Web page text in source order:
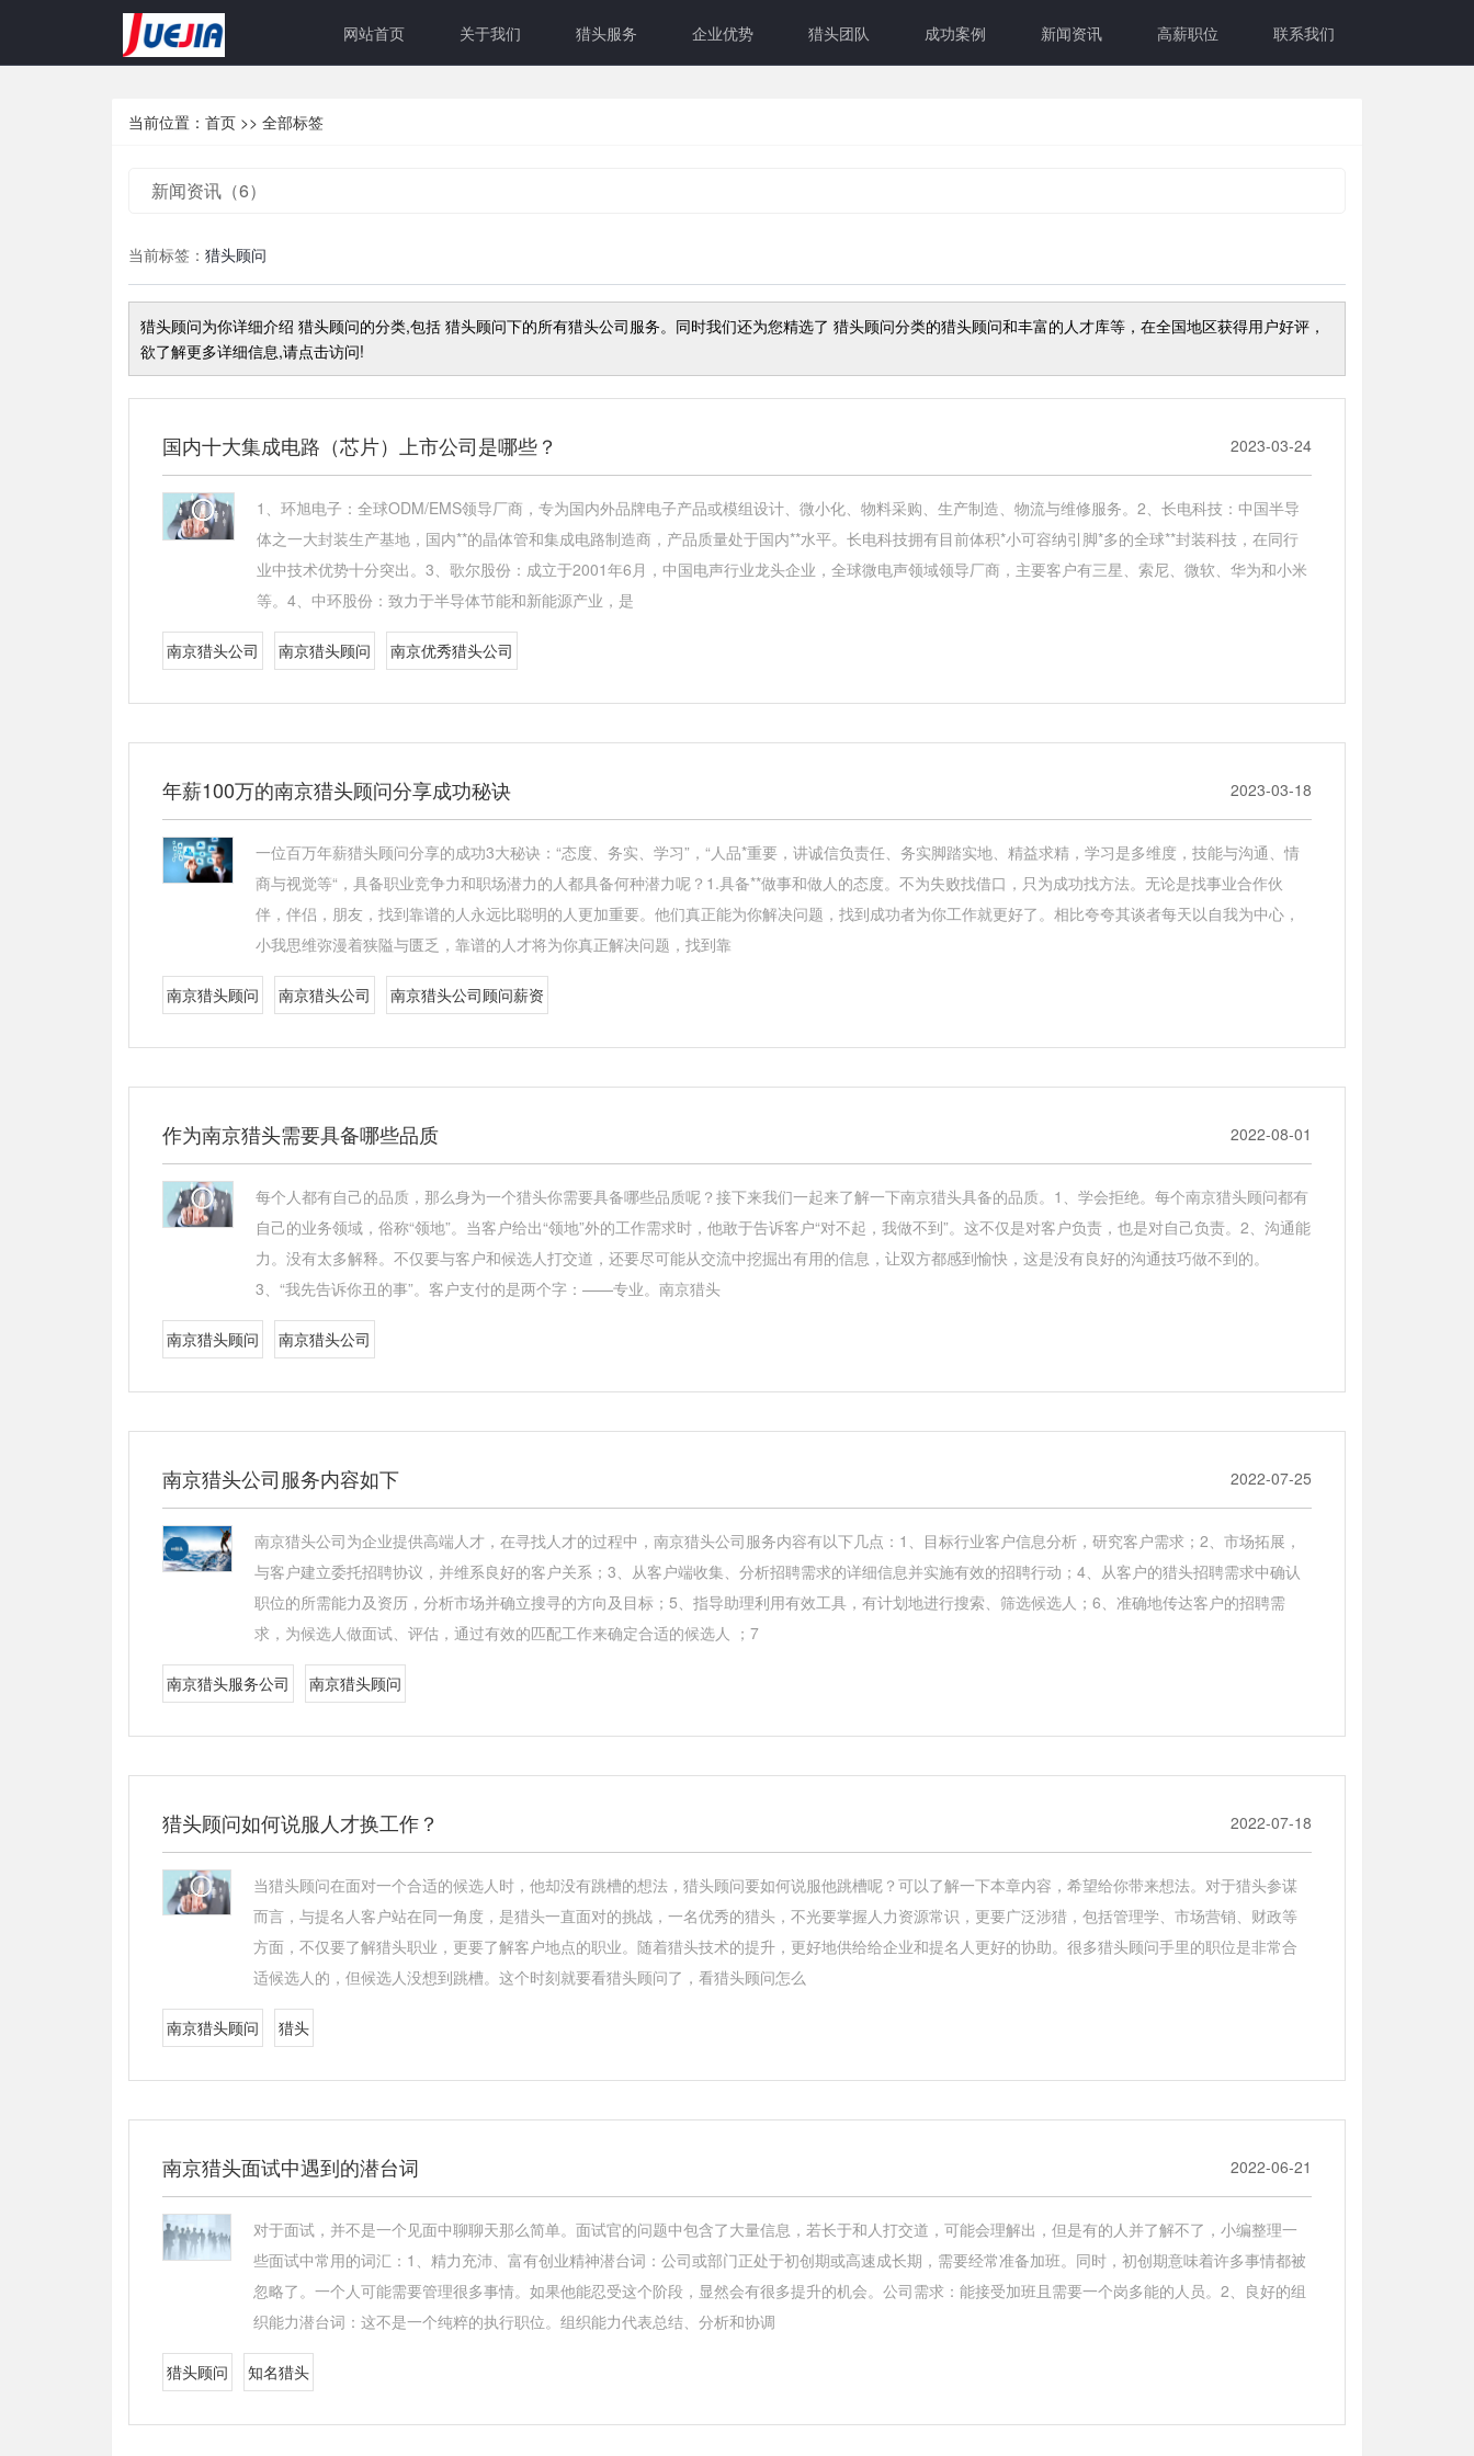
网站首页 关于我们 猎头服务 企业优势 猎头团队 成功案例 新闻资讯 高薪职位 联系我们
当前位置： 首页 >> 全部标签
新闻资讯（6）
当前标签： 猎头顾问
猎头顾问为你详细介绍 猎头顾问的分类,包括 猎头顾问下的所有猎头公司服务。同时我们还为您精选了 猎头顾问分类的猎头顾问和丰富的人才库等，在全国地区获得用户好评，
欲了解更多详细信息,请点击访问!
国内十大集成电路（芯片）上市公司是哪些？ 2023-03-24
1、环旭电子：全球ODM/EMS领导厂商，专为国内外品牌电子产品或模组设计、微小化、物料采购、生产制造、物流与维修服务。2、长电科技：中国半导
体之一大封装生产基地，国内**的晶体管和集成电路制造商，产品质量处于国内**水平。长电科技拥有目前体积*小可容纳引脚*多的全球**封装科技，在同行
业中技术优势十分突出。3、歌尔股份：成立于2001年6月，中国电声行业龙头企业，全球微电声领域领导厂商，主要客户有三星、索尼、微软、华为和小米
等。4、中环股份：致力于半导体节能和新能源产业，是
南京猎头公司 南京猎头顾问 南京优秀猎头公司
年薪100万的南京猎头顾问分享成功秘诀 2023-03-18
一位百万年薪猎头顾问分享的成功3大秘诀：“态度、务实、学习”，“人品*重要，讲诚信负责任、务实脚踏实地、精益求精，学习是多维度，技能与沟通、情
商与视觉等“，具备职业竞争力和职场潜力的人都具备何种潜力呢？1.具备**做事和做人的态度。不为失败找借口，只为成功找方法。无论是找事业合作伙
伴，伴侣，朋友，找到靠谱的人永远比聪明的人更加重要。他们真正能为你解决问题，找到成功者为你工作就更好了。相比夸夸其谈者每天以自我为中心，
小我思维弥漫着狭隘与匮乏，靠谱的人才将为你真正解决问题，找到靠
南京猎头顾问 南京猎头公司 南京猎头公司顾问薪资
作为南京猎头需要具备哪些品质 2022-08-01
每个人都有自己的品质，那么身为一个猎头你需要具备哪些品质呢？接下来我们一起来了解一下南京猎头具备的品质。1、学会拒绝。每个南京猎头顾问都有
自己的业务领域，俗称“领地”。当客户给出“领地”外的工作需求时，他敢于告诉客户“对不起，我做不到”。这不仅是对客户负责，也是对自己负责。2、沟通能
力。没有太多解释。不仅要与客户和候选人打交道，还要尽可能从交流中挖掘出有用的信息，让双方都感到愉快，这是没有良好的沟通技巧做不到的。
3、“我先告诉你丑的事”。客户支付的是两个字：——专业。南京猎头
南京猎头顾问 南京猎头公司
南京猎头公司服务内容如下 2022-07-25
南京猎头公司为企业提供高端人才，在寻找人才的过程中，南京猎头公司服务内容有以下几点：1、目标行业客户信息分析，研究客户需求；2、市场拓展，
与客户建立委托招聘协议，并维系良好的客户关系；3、从客户端收集、分析招聘需求的详细信息并实施有效的招聘行动；4、从客户的猎头招聘需求中确认
职位的所需能力及资历，分析市场并确立搜寻的方向及目标；5、指导助理利用有效工具，有计划地进行搜索、筛选候选人；6、准确地传达客户的招聘需
求，为候选人做面试、评估，通过有效的匹配工作来确定合适的候选人 ；7
南京猎头服务公司 南京猎头顾问
猎头顾问如何说服人才换工作？ 2022-07-18
当猎头顾问在面对一个合适的候选人时，他却没有跳槽的想法，猎头顾问要如何说服他跳槽呢？可以了解一下本章内容，希望给你带来想法。对于猎头参谋
而言，与提名人客户站在同一角度，是猎头一直面对的挑战，一名优秀的猎头，不光要掌握人力资源常识，更要广泛涉猎，包括管理学、市场营销、财政等
方面，不仅要了解猎头职业，更要了解客户地点的职业。随着猎头技术的提升，更好地供给给企业和提名人更好的协助。很多猎头顾问手里的职位是非常合
适候选人的，但候选人没想到跳槽。这个时刻就要看猎头顾问了，看猎头顾问怎么
南京猎头顾问 猎头
南京猎头面试中遇到的潜台词 2022-06-21
对于面试，并不是一个见面中聊聊天那么简单。面试官的问题中包含了大量信息，若长于和人打交道，可能会理解出，但是有的人并了解不了，小编整理一
些面试中常用的词汇：1、精力充沛、富有创业精神潜台词：公司或部门正处于初创期或高速成长期，需要经常准备加班。同时，初创期意味着许多事情都被
忽略了。一个人可能需要管理很多事情。如果他能忍受这个阶段，显然会有很多提升的机会。公司需求：能接受加班且需要一个岗多能的人员。2、良好的组
织能力潜台词：这不是一个纯粹的执行职位。组织能力代表总结、分析和协调
猎头顾问 知名猎头